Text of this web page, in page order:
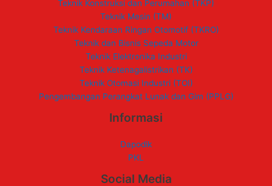
Teknik Konstruksi dan Perumahan (TKP)
Teknik Mesin (TM)
Teknik Kendaraan Ringan Otomotif (TKRO)
Teknik dan Bisnis Sepeda Motor
Teknik Elektronika Industri
Teknik Ketenagalistrikan (TK)
Teknik Otomasi Industri (TOI)
Pengembangan Perangkat Lunak dan Gim (PPLG)
Informasi
Dapodik
PKL
Social Media